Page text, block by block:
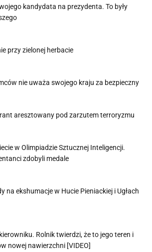
kandydata na prezydenta. To były
przy zielonej herbacie
nie uważa swojego kraju za bezpieczny
aresztowany pod zarzutem terroryzmu
w Olimpiadzie Sztucznej Inteligencji.
zdobyli medale
na ekshumacje w Hucie Pieniackiej i Ugłach
Rolnik twierdzi, że to jego teren i
nowej nawierzchni [VIDEO]